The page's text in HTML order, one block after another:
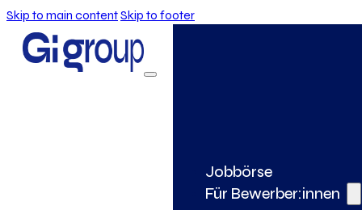
Skip to main contentSkip to footer
Jobbörse
Für Bewerber:innen